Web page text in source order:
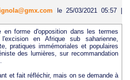
le 25/03/2021 05:57
en forme d'opposition dans les termes
en Afrique sub saharienne,
pratiques immémoriales et populaires
des lumières, sur recommandation
et fait réfléchir, mais on se demande à